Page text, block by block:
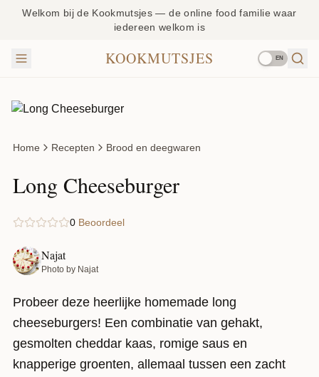
Welkom bij de Kookmutsjes — de online food familie waar
iedereen welkom is
KOOKMUTSJES EN
Home Recepten Brood en deegwaren
Long Cheeseburger
0 Beoordeel
Najat
Photo by Najat
Probeer deze heerlijke homemade long
cheeseburgers! Een combinatie van gehakt,
gesmolten cheddar kaas, romige saus en
knapperige groenten, allemaal tussen een zacht